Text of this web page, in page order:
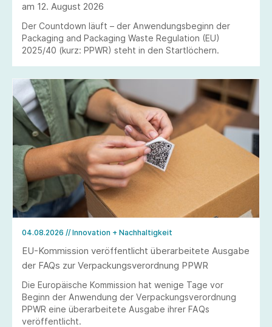
am 12. August 2026
Der Countdown läuft – der Anwendungsbeginn der
Packaging and Packaging Waste Regulation (EU)
2025/40 (kurz: PPWR) steht in den Startlöchern.
04.08.2026 // Innovation + Nachhaltigkeit
EU-Kommission veröffentlicht überarbeitete Ausgabe
der FAQs zur Verpackungsverordnung PPWR
Die Europäische Kommission hat wenige Tage vor
Beginn der Anwendung der Verpackungsverordnung
PPWR eine überarbeitete Ausgabe ihrer FAQs
veröffentlicht.